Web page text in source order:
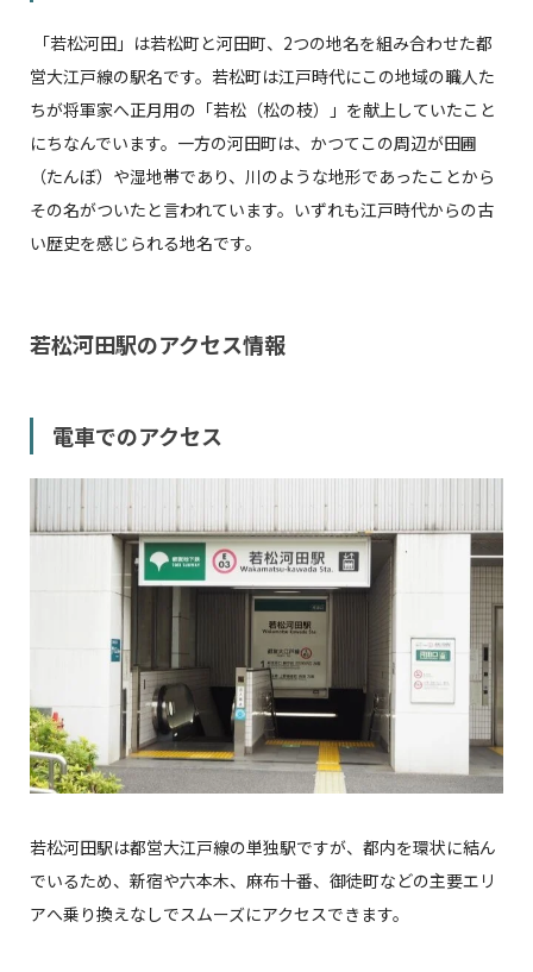
「若松河田」は若松町と河田町、2つの地名を組み合わせた都
営大江戸線の駅名です。若松町は江戸時代にこの地域の職人た
ちが将軍家へ正月用の「若松（松の枝）」を献上していたこと
にちなんでいます。一方の河田町は、かつてこの周辺が田圃
（たんぼ）や湿地帯であり、川のような地形であったことから
その名がついたと言われています。いずれも江戸時代からの古
い歴史を感じられる地名です。
若松河田駅のアクセス情報
電車でのアクセス
若松河田駅は都営大江戸線の単独駅ですが、都内を環状に結ん
でいるため、新宿や六本木、麻布十番、御徒町などの主要エリ
アへ乗り換えなしでスムーズにアクセスできます。